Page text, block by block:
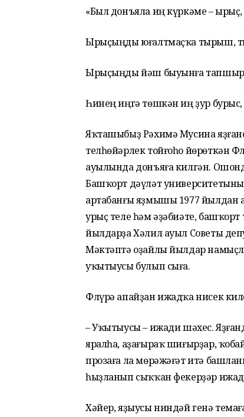
«Был донъяла иң күркәме – ырыҫ,
Ырыҫыңды юғалтмаҫҡа тырыш,
Ырыҫыңды йәш быуынға
Һинең иңгә төшкән иң ҙур бурыс,
Яҡташыбыҙ Рәхимә Мусина
телһөйәрлек тойғоһо йөрөткән
ауылында донъяға килгән.
Башҡорт дәүләт
артабанғы яҙмышы 1977 йылдан
урыҫ теле һәм әҙәбиәте,
йылдарҙа Хәлил ауыл Советы
Мәктәптә оҙайлы йылдар
уҡытыусы булып сыға.
Флүрә апайҙан ижадҡа нисек
– Уҡытыусы – ижади шәхес.
яралһа, аҙағыраҡ шиғырҙар,
прозаға ла мөрәжәғәт итә
һыҙланып сыҡҡан фекерҙәр
Хәйер, яҙыусы ниндәй генә